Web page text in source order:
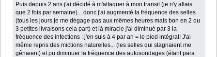
Puis depuis 2 ans j'ai décidé à m'attaquer à mon transit (je n'y allais
que 2 fois par semaine)... donc j'ai augmenté la fréquence des selles
(tous les jours je me dégage pas aux mêmes heures mais bon en 2 ou
3 petites livraisons cela part) et là miracle j'ai diminué par 3 la
fréquence des infections : j'en suis à 4 par an = le pied intégral! J'ai
même repris des mictions naturelles... (les selles qui stagnaient me
gênaient) et pu diminuer la fréquence des autosondages (étant para